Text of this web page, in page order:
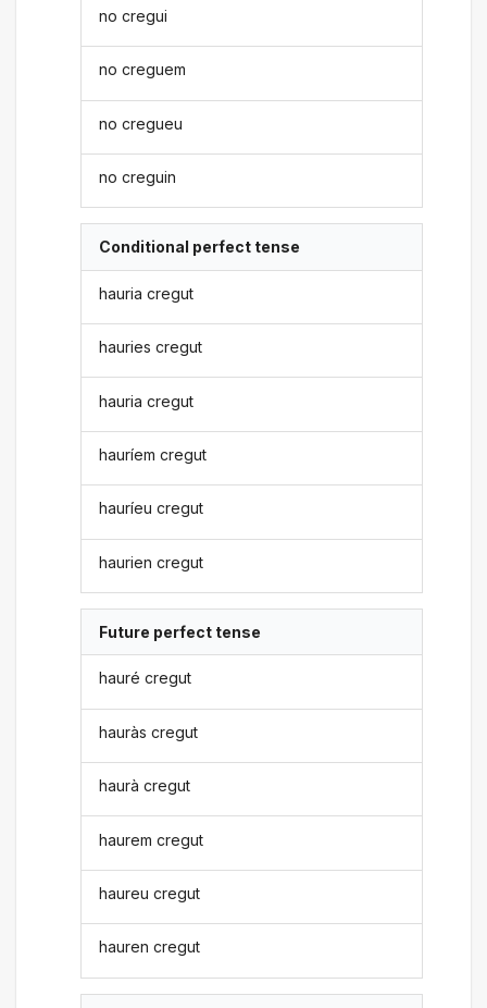
no cregui
no creguem
no cregueu
no creguin
Conditional perfect tense
hauria cregut
hauries cregut
hauria cregut
hauríem cregut
hauríeu cregut
haurien cregut
Future perfect tense
hauré cregut
hauràs cregut
haurà cregut
haurem cregut
haureu cregut
hauren cregut